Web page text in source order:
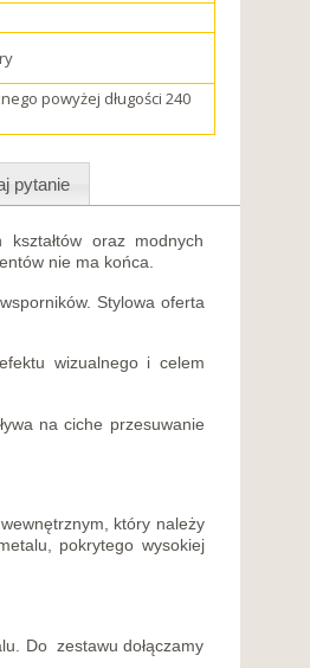
powyżej długości 240
pytanie
oraz modnych
nie ma końca.
Stylowa oferta
wizualnego i celem
na ciche przesuwanie
który należy
pokrytego wysokiej
Do zestawu dołączamy